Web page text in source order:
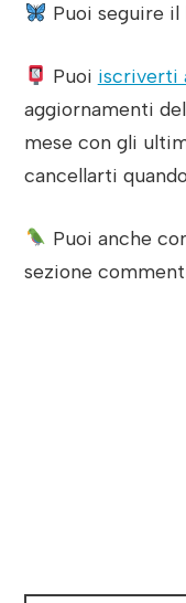
Puoi seguire il
Puoi iscriverti
aggiornamenti
mese con gli
cancellarti
Puoi anche
sezione